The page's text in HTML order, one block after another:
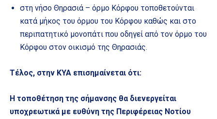
στη νήσο Θηρασιά – όρμο Κόρφου τοποθετούνται
κατά μήκος του όρμου του Κόρφου καθώς και στο
περιπατητικό μονοπάτι που οδηγεί από τον όρμο του
Κόρφου στον οικισμό της Θηρασιάς.
Τέλος, στην ΚΥΑ επισημαίνεται ότι:
Η τοποθέτηση της σήμανσης θα διενεργείται
υποχρεωτικά με ευθύνη της Περιφέρειας Νοτίου